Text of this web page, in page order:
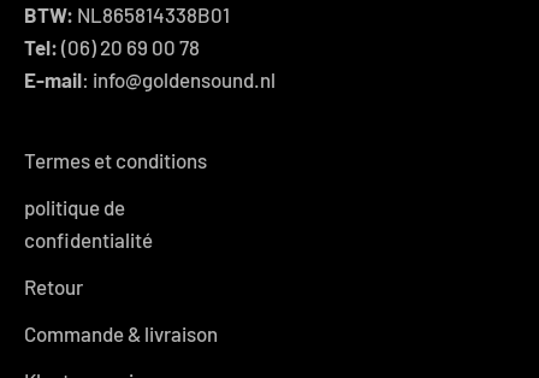
BTW: NL865814338B01
Tel: (06) 20 69 00 78
E-mail: info@goldensound.nl
Termes et conditions
politique de
confidentialité
Retour
Commande & livraison